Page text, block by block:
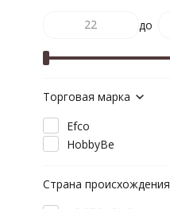
до
Торговая марка
Efco
HobbyBe
Страна происхождения